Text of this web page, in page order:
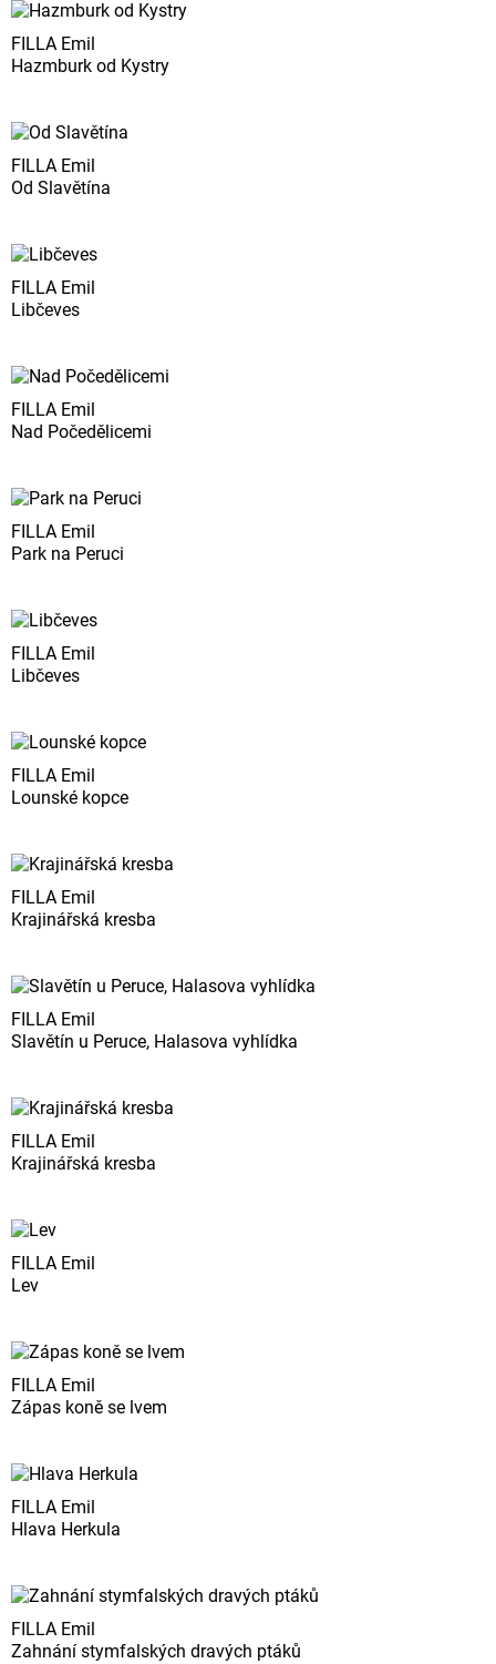
FILLA Emil
Hazmburk od Kystry
FILLA Emil
Od Slavětína
FILLA Emil
Libčeves
FILLA Emil
Nad Počedělicemi
FILLA Emil
Park na Peruci
FILLA Emil
Libčeves
FILLA Emil
Lounské kopce
FILLA Emil
Krajinářská kresba
FILLA Emil
Slavětín u Peruce, Halasova vyhlídka
FILLA Emil
Krajinářská kresba
FILLA Emil
Lev
FILLA Emil
Zápas koně se lvem
FILLA Emil
Hlava Herkula
FILLA Emil
Zahnání stymfalských dravých ptáků